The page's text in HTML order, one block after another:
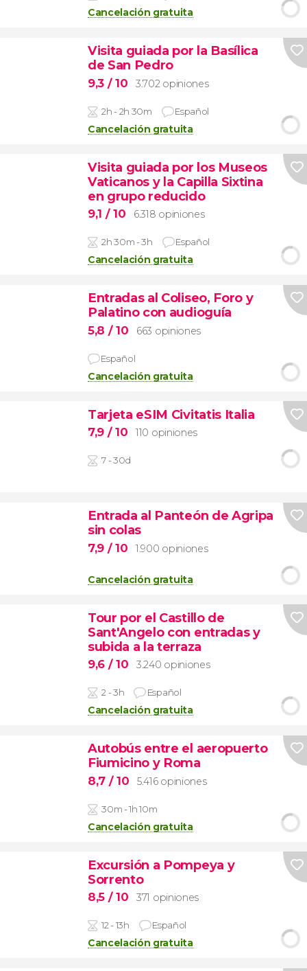
Cancelación gratuita
Visita guiada por la Basílica
de San Pedro
9,3 / 10 3.702 opiniones
2h - 2h 30m Español
Cancelación gratuita
Visita guiada por los Museos
Vaticanos y la Capilla Sixtina
en grupo reducido
9,1 / 10 6.318 opiniones
2h 30m - 3h Español
Cancelación gratuita
Entradas al Coliseo, Foro y
Palatino con audioguía
5,8 / 10 663 opiniones
Español
Cancelación gratuita
Tarjeta eSIM Civitatis Italia
7,9 / 10 110 opiniones
7 - 30d
Entrada al Panteón de Agripa
sin colas
7,9 / 10 1.900 opiniones
Cancelación gratuita
Tour por el Castillo de
Sant'Angelo con entradas y
subida a la terraza
9,6 / 10 3.240 opiniones
2 - 3h Español
Cancelación gratuita
Autobús entre el aeropuerto
Fiumicino y Roma
8,7 / 10 5.416 opiniones
30m - 1h 10m
Cancelación gratuita
Excursión a Pompeya y
Sorrento
8,5 / 10 371 opiniones
12 - 13h Español
Cancelación gratuita